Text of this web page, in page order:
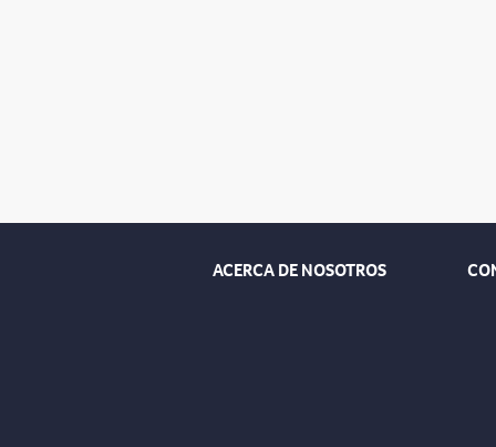
ACERCA DE NOSOTROS